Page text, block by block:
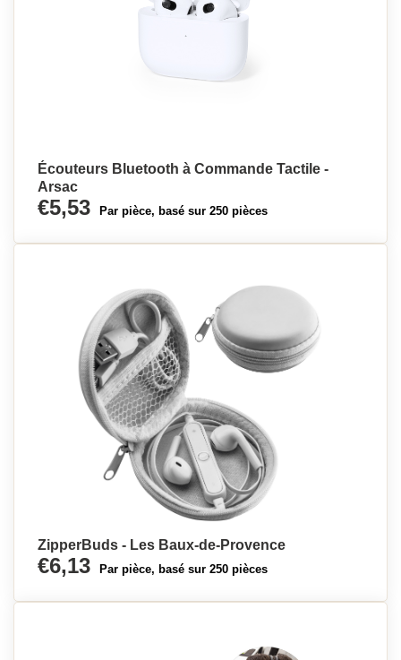
Écouteurs Bluetooth à Commande Tactile -
Arsac
€5,53 Par pièce, basé sur 250 pièces
ZipperBuds - Les Baux-de-Provence
€6,13 Par pièce, basé sur 250 pièces